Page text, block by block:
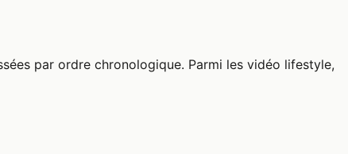
par ordre chronologique. Parmi les vidéo lifestyle,